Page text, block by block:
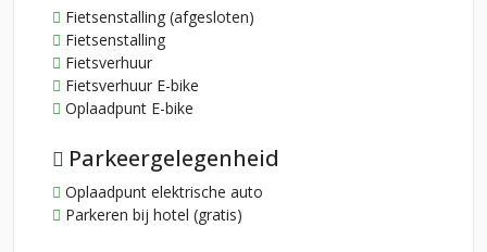
Fietsenstalling (afgesloten)
Fietsenstalling
Fietsverhuur
Fietsverhuur E-bike
Oplaadpunt E-bike
Parkeergelegenheid
Oplaadpunt elektrische auto
Parkeren bij hotel (gratis)